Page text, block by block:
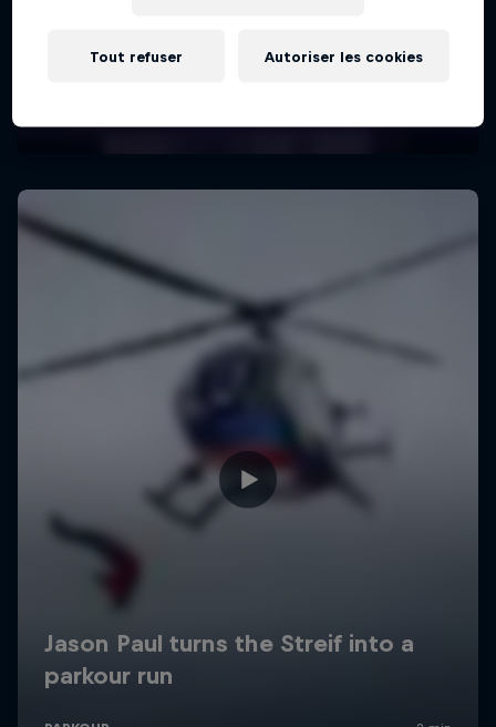
Tout refuser Autoriser les cookies